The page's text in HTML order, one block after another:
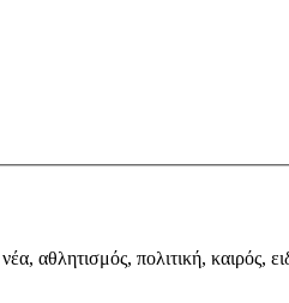
νέα, αθλητισμός, πολιτική, καιρός,